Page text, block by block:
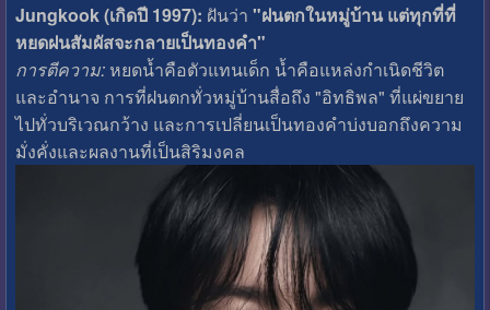
Jungkook (เกิดปี 1997): ฝันว่า "ฝนตกในหมู่บ้าน แต่ทุกที่ที่
หยดฝนสัมผัสจะกลายเป็นทองคำ"
การตีความ:หยดน้ำคือตัวแทนเด็ก น้ำคือแหล่งกำเนิดชีวิต
และอำนาจ การที่ฝนตกทั่วหมู่บ้านสื่อถึง "อิทธิพล" ที่แผ่ขยาย
ไปทั่วบริเวณกว้าง และการเปลี่ยนเป็นทองคำบ่งบอกถึงความ
มั่งคั่งและผลงานที่เป็นสิริมงคล